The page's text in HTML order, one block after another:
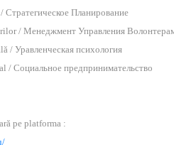
Планирование
/ Менеджмент Управления
/ Уравленческая психология
Социальное предпринимательство
pe platforma :